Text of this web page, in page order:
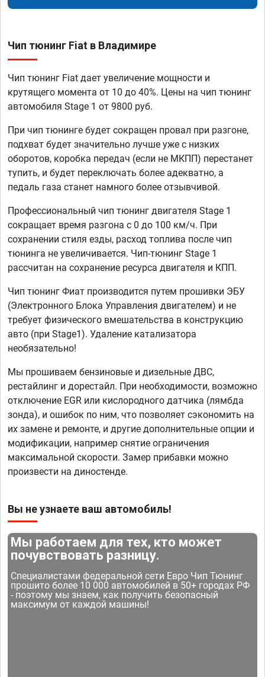
Чип тюнинг Fiat в Владимире
Чип тюнинг Fiat дает увеличение мощности и
крутящего момента от 10 до 40%. Цены на чип тюнинг
автомобиля Stage 1 от 9800 руб.
При чип тюнинге будет сокращен провал при разгоне,
подхват будет значительно лучше уже с низких
оборотов, коробка передач (если не МКПП) перестанет
тупить, и будет переключать более адекватно, а
педаль газа станет намного более отзывчивой.
Профессиональный чип тюнинг двигателя Stage 1
сокращает время разгона с 0 до 100 км/ч. При
сохранении стиля езды, расход топлива после чип
тюнинга не увеличивается. Чип-тюнинг Stage 1
рассчитан на сохранение ресурса двигателя и КПП.
Чип тюнинг Фиат производится путем прошивки ЭБУ
(Электронного Блока Управления двигателем) и не
требует физического вмешательства в конструкцию
авто (при Stage1). Удаление катализатора
необязательно!
Мы прошиваем бензиновые и дизельные ДВС,
рестайлинг и дорестайл. При необходимости, возможно
отключение EGR или кислородного датчика (лямбда
зонда), и ошибок по ним, что позволяет сэкономить на
их замене и ремонте, и другие дополнительные опции и
модификации, например снятие ограничения
максимальной скорости. Замер прибавки можно
произвести на диностенде.
Вы не узнаете ваш автомобиль!
Мы работаем для тех, кто может
почувствовать разницу.
Специалистами федеральной сети Евро Чип Тюнинг
прошито более 10 000 автомобилей в 50+ городах РФ
- поэтому мы знаем, как получить безопасный
максимум от каждой машины!